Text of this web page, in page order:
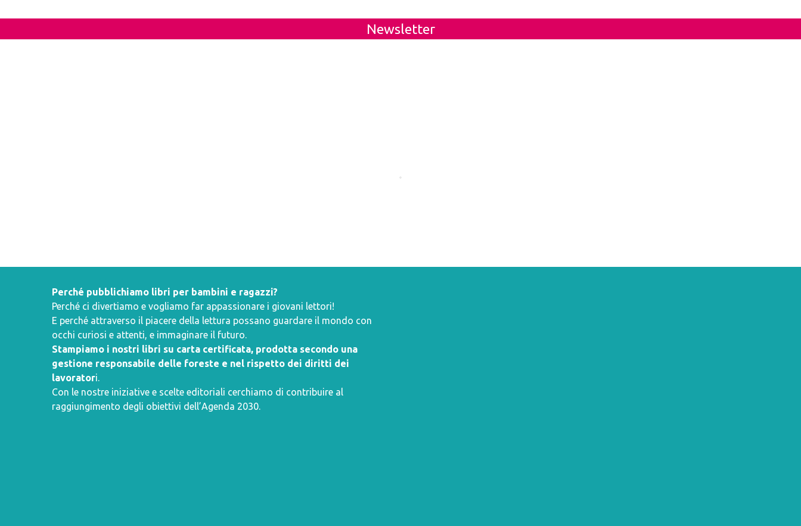
Newsletter
Perché pubblichiamo libri per bambini e ragazzi?
Perché ci divertiamo e vogliamo far appassionare i giovani lettori!
E perché attraverso il piacere della lettura possano guardare il mondo con
occhi curiosi e attenti, e immaginare il futuro.
Stampiamo i nostri libri su carta certificata, prodotta secondo una
gestione responsabile delle foreste e nel rispetto dei diritti dei
lavoratori.
Con le nostre iniziative e scelte editoriali cerchiamo di contribuire al
raggiungimento degli obiettivi dell’Agenda 2030.